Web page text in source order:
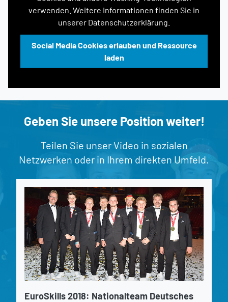
verwenden. Weitere Informationen finden Sie in
unserer Datenschutzerklärung.
Social Media Cookies erlauben und Ressource
laden
Geben Sie unsere Position weiter!
Teilen Sie unser Video in sozialen
Netzwerken oder in Ihrem direkten Umfeld.
EuroSkills 2018: Nationalteam Deutsches